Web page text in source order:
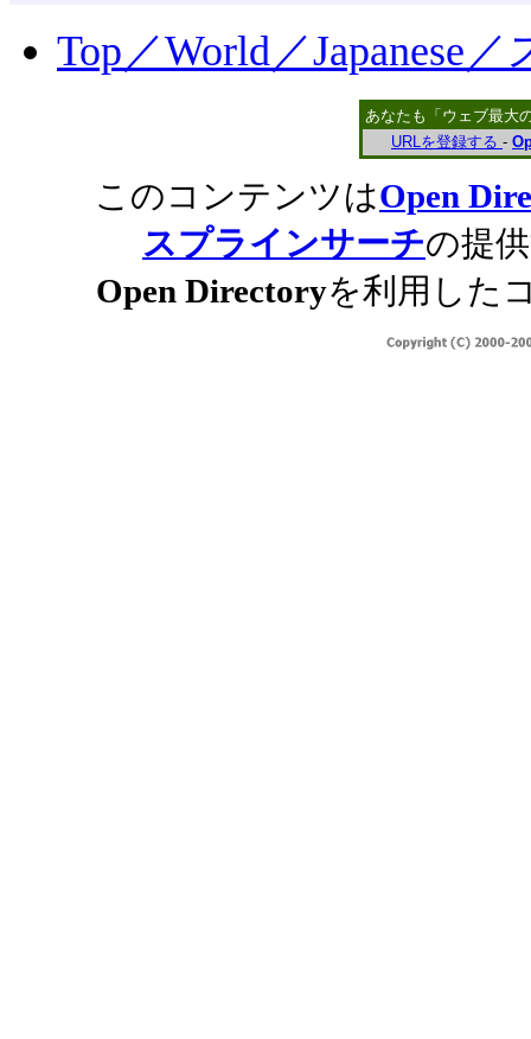
Top／World／Japanese
あなたも「ウェブ最大
URLを登録する -
このコンテンツはOpen
スプラインサーチの提
Open Directoryを利用した